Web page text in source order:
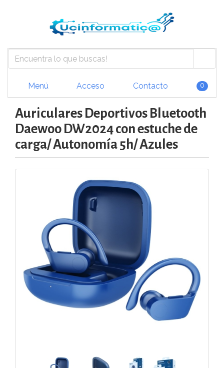
Menú Acceso Contacto 0
Auriculares Deportivos Bluetooth
Daewoo DW2024 con estuche de
carga/ Autonomía 5h/ Azules